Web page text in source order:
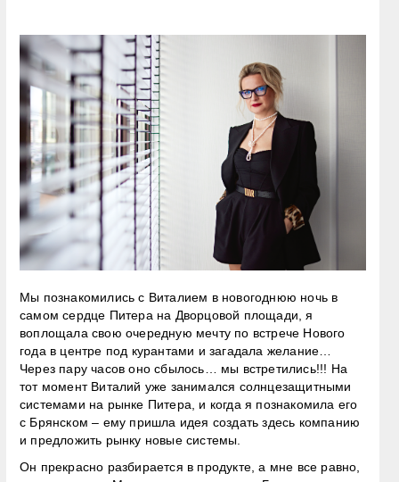
Мы познакомились с Виталием в новогоднюю ночь в
самом сердце Питера на Дворцовой площади, я
воплощала свою очередную мечту по встрече Нового
года в центре под курантами и загадала желание…
Через пару часов оно сбылось… мы встретились!!! На
тот момент Виталий уже занимался солнцезащитными
системами на рынке Питера, и когда я познакомила его
с Брянском – ему пришла идея создать здесь компанию
и предложить рынку новые системы.
Он прекрасно разбирается в продукте, а мне все равно,